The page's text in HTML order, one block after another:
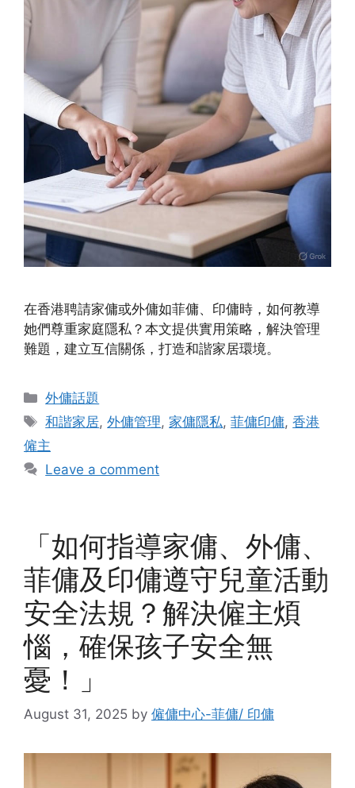
在香港聘請家傭或外傭如菲傭、印傭時，如何教導
她們尊重家庭隱私？本文提供實用策略，解決管理
難題，建立互信關係，打造和諧家居環境。
Categories
外傭話題
Tags
和諧家居,外傭管理, 家傭隱私,菲傭印傭,香港
僱主
Leave a comment
「如何指導家傭、外傭、
菲傭及印傭遵守兒童活動
安全法規？解決僱主煩
惱，確保孩子安全無
憂！」
August 31, 2025 by 僱傭中心-菲傭/ 印傭